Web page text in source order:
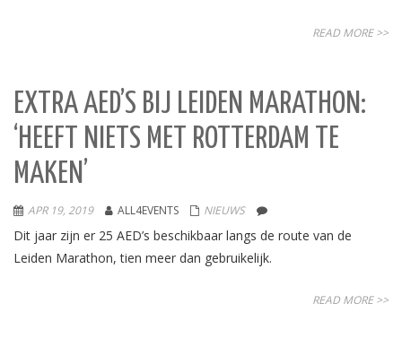
READ MORE >>
EXTRA AED’S BIJ LEIDEN MARATHON:
‘HEEFT NIETS MET ROTTERDAM TE
MAKEN’
APR 19, 2019 ALL4EVENTS NIEUWS
Dit jaar zijn er 25 AED’s beschikbaar langs de route van de
Leiden Marathon, tien meer dan gebruikelijk.
READ MORE >>